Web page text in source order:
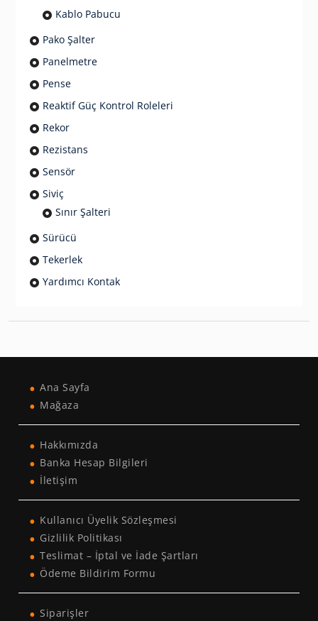
Kablo Pabucu
Pako Şalter
Panelmetre
Pense
Reaktif Güç Kontrol Roleleri
Rekor
Rezistans
Sensör
Siviç
Sınır Şalteri
Sürücü
Tekerlek
Yardımcı Kontak
Ana Sayfa
Mağaza
Hakkımızda
Banka Hesap Bilgileri
İletişim
Kullanıcı Üyelik Sözleşmesi
Gizlilik Politikası
Teslimat – İptal ve İade Şartları
Ödeme Bildirim Formu
Siparişler